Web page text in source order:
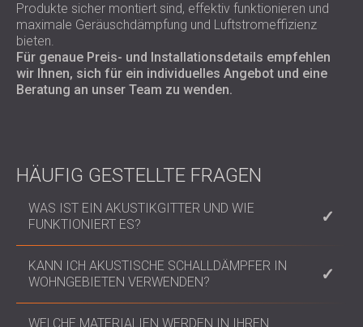
Produkte sicher montiert sind, effektiv funktionieren und
maximale Geräuschdämpfung und Luftstromeffizienz
bieten.
Für genaue Preis- und Installationsdetails empfehlen
wir Ihnen, sich für ein individuelles Angebot und eine
Beratung an unser Team zu wenden.
HÄUFIG GESTELLTE FRAGEN
WAS IST EIN AKUSTIKGITTER UND WIE
FUNKTIONIERT ES?
Ein Akustikjalousien ist eine Struktur, die den Lärm
von Lüftungssystemen und mechanischen Geräten
KANN ICH AKUSTISCHE SCHALLDÄMPFER IN
WOHNGEBIETEN VERWENDEN?
Ja, Akustikschalldämpfer reduzieren effektiv den
WELCHE MATERIALIEN WERDEN IN IHREN